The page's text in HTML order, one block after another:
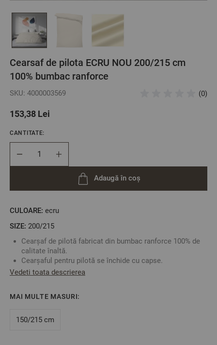
Cearsaf de pilota ECRU NOU 200/215 cm
100% bumbac ranforce
SKU: 4000003569 (0)
153,38 Lei
CULOARE: ecru
SIZE: 200/215
Cearșaf de pilotă fabricat din bumbac ranforce 100% de
calitate înaltă.
Cearșaful pentru pilotă se închide cu capse.
Puteți să vă creați propriul set combinând acest cearșaf
Fabricat în Bulgaria
Material: 100% Bumbac Ranforce
Vedeti toata descrierea
MAI MULTE MASURI:
150/215 cm
CANTITATE:
Adaugă în coș